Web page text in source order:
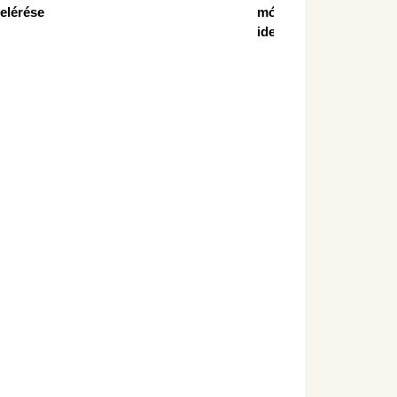
elérése
módja (helye,
ideje)